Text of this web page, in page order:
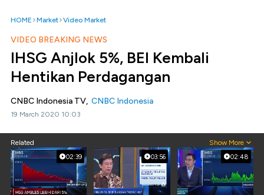
HOME Market Video Market
VIDEO BREAKING NEWS
IHSG Anjlok 5%, BEI Kembali
Hentikan Perdagangan
CNBC Indonesia TV, CNBC Indonesia
19 March 2020 10:03
Related Show More
02:39 03:56 02:48